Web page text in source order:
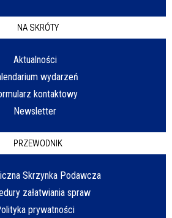
NA SKRÓTY
Aktualności
wydarzeń
kontaktowy
Newsletter
PRZEWODNIK
Skrzynka Podawcza
załatwiania spraw
prywatności